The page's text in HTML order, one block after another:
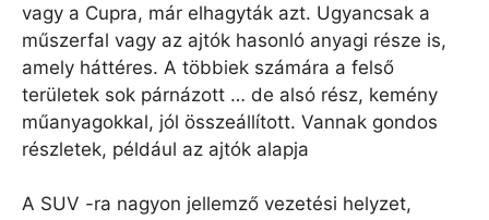
vagy a Cupra, már elhagyták azt. Ugyancsak a
műszerfal vagy az ajtók hasonló anyagi része is,
amely háttéres. A többiek számára a felső
területek sok párnázott … de alsó rész, kemény
műanyagokkal, jól összeállított. Vannak gondos
részletek, például az ajtók alapja
A SUV -ra nagyon jellemző vezetési helyzet,